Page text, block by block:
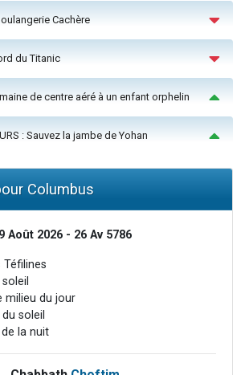
Cachère
du Titanic
de centre aéré à un enfant orphelin
: Sauvez la jambe de Yohan
Columbus
9 Août 2026 - 26 Av 5786
Téfilines
milieu du jour
soleil
la nuit